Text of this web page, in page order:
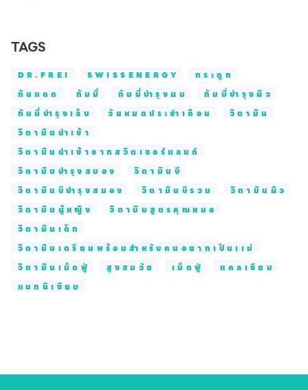
TAGS
DR.FREI SWISSENERGY
กระดูก
กันแดด
กัมมี่ กัมมี่บำรุงผม
กัมมี่บำรุงผิว
กัมมี่บำรุงเล็บ
วัยหมดประจำเดือน
วิตามิน
วิตามินนำเข้า
วิตามินนำเข้าจากสวิตเซอร์แลนด์
วิตามินบำรุงสมอง
วิตามินบี
วิตามินบีบำรุงสมอง
วิตามินบีรวม
วิตามินผิว
วิตามินผู้หญิง
วิตามินสูตรคุณหมอ
วิตามินเด็ก
วิตามินเตรียมพร้อมสำหรับคนอยากเป็นเเม่
วิตามินเม็ดฟู่
สูงสมวัย เม็ดฟู่
แคลเซียม
แมกนีเซียม